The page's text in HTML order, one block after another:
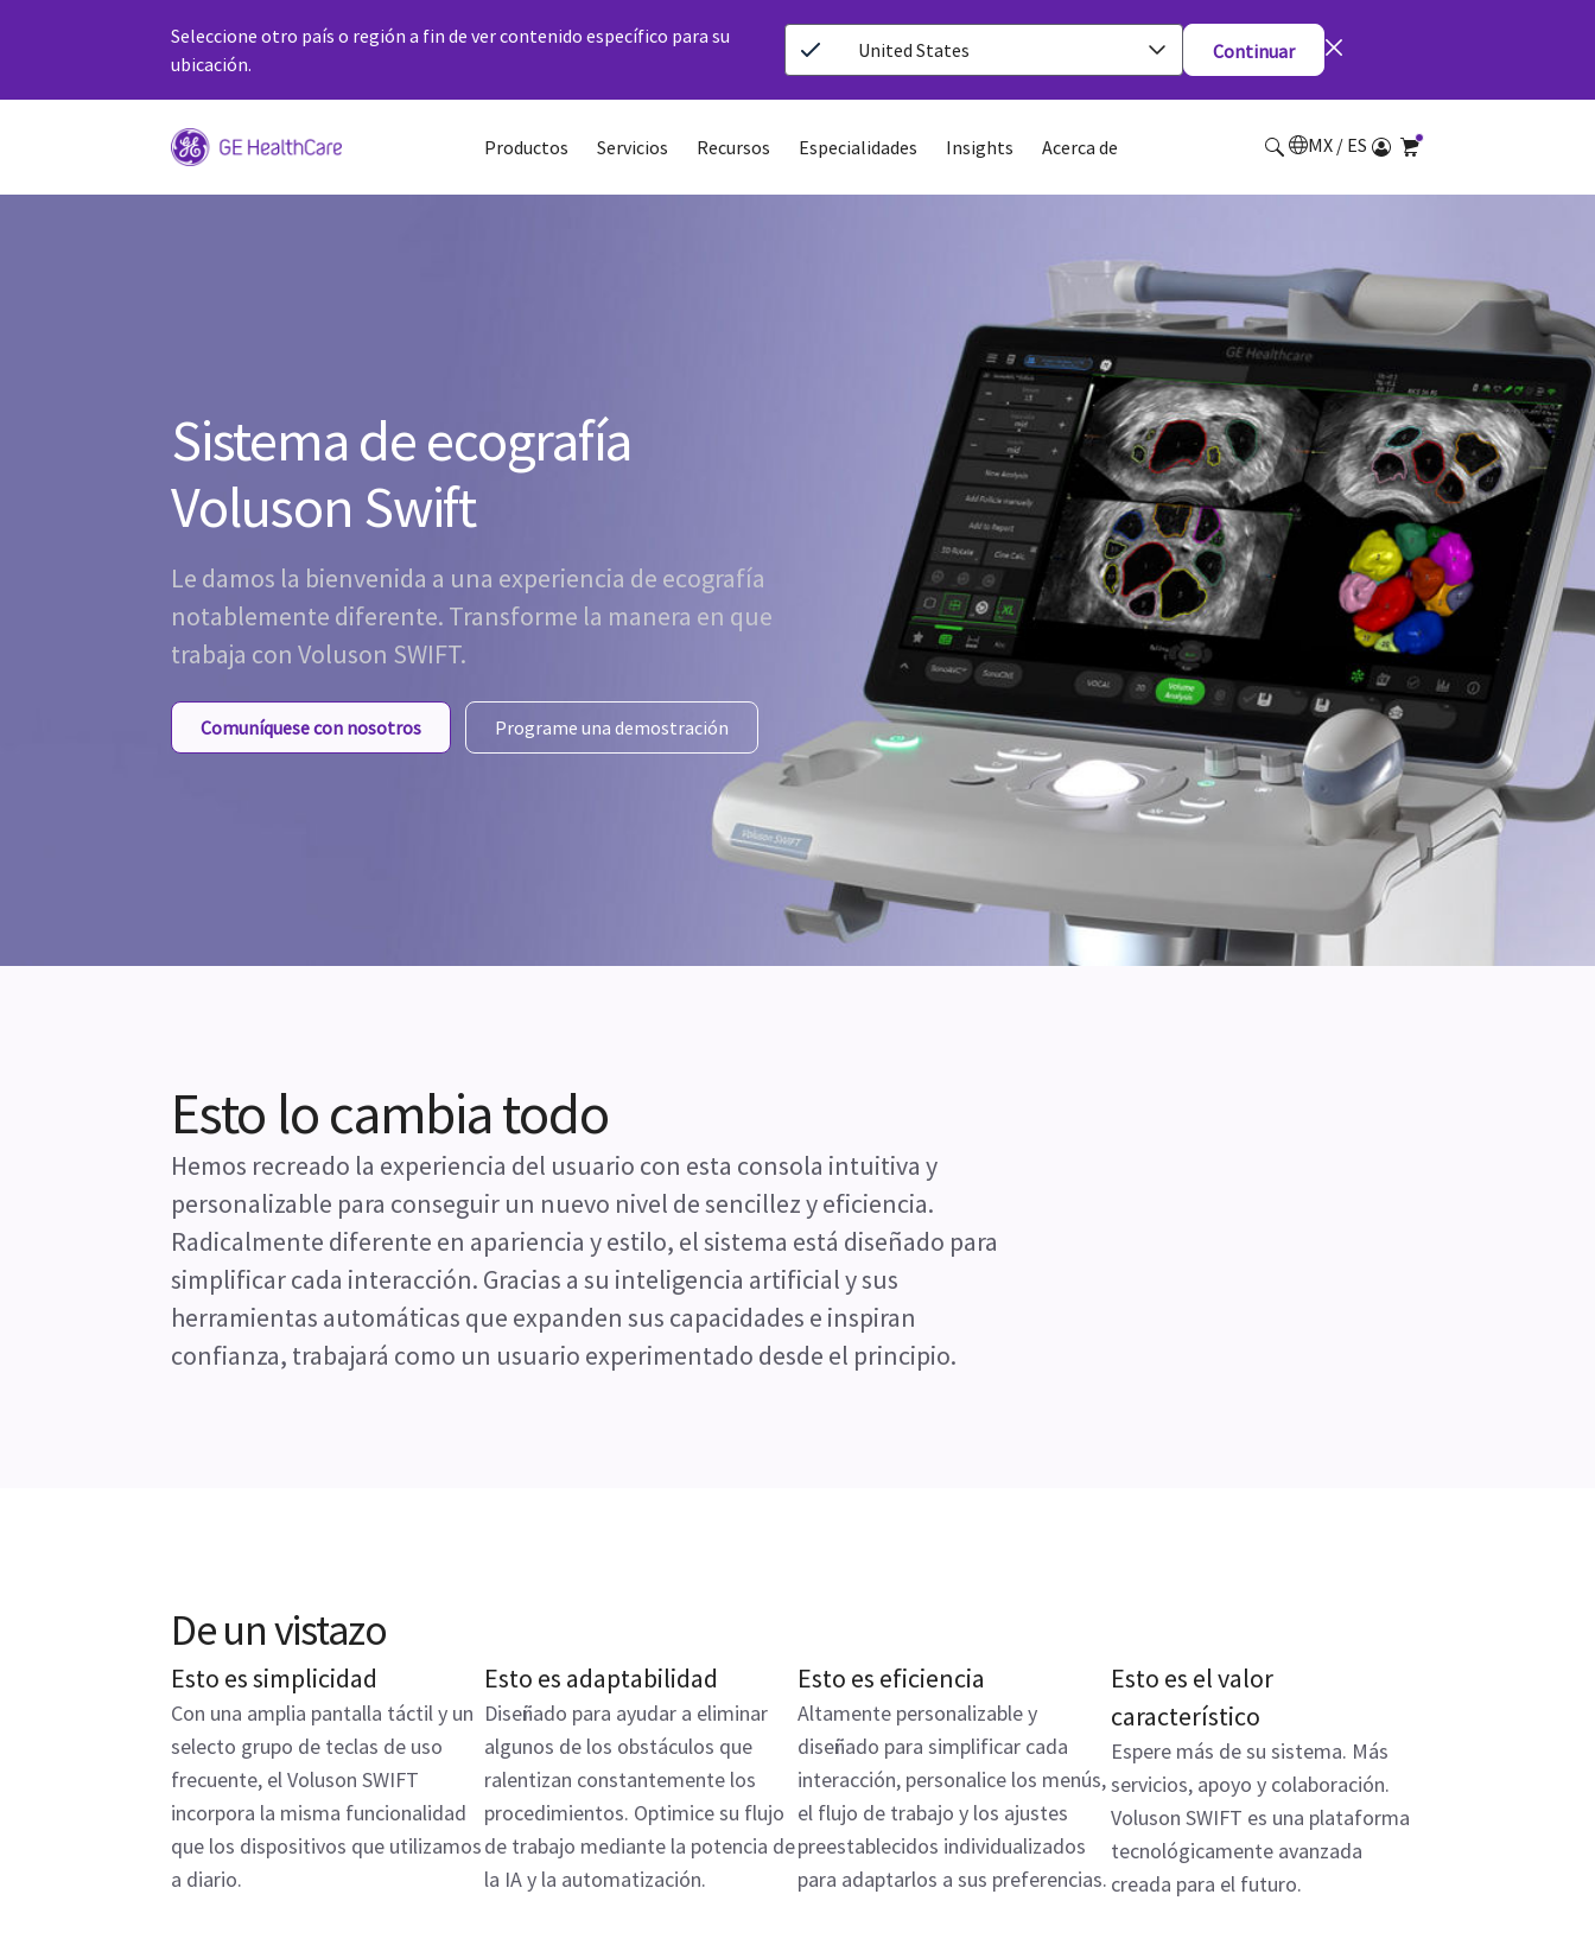
Seleccione otro país o región a fin de ver contenido específico para su
ubicación.
United States Continuar
Productos Servicios Recursos Especialidades Insights Acerca de MX / ES
Sistema de ecografía
Voluson Swift
Le damos la bienvenida a una experiencia de ecografía
notablemente diferente. Transforme la manera en que
trabaja con Voluson SWIFT.
Comuníquese con nosotros Programe una demostración
Esto lo cambia todo
Hemos recreado la experiencia del usuario con esta consola intuitiva y
personalizable para conseguir un nuevo nivel de sencillez y eficiencia.
Radicalmente diferente en apariencia y estilo, el sistema está diseñado para
simplificar cada interacción. Gracias a su inteligencia artificial y sus
herramientas automáticas que expanden sus capacidades e inspiran
confianza, trabajará como un usuario experimentado desde el principio.
De un vistazo
Esto es simplicidad
Con una amplia pantalla táctil y un
selecto grupo de teclas de uso
frecuente, el Voluson SWIFT
incorpora la misma funcionalidad
que los dispositivos que utilizamos
a diario.
Esto es adaptabilidad
Diseñado para ayudar a eliminar
algunos de los obstáculos que
ralentizan constantemente los
procedimientos. Optimice su flujo
de trabajo mediante la potencia de
la IA y la automatización.
Esto es eficiencia
Altamente personalizable y
diseñado para simplificar cada
interacción, personalice los menús,
el flujo de trabajo y los ajustes
preestablecidos individualizados
para adaptarlos a sus preferencias.
Esto es el valor
característico
Espere más de su sistema. Más
servicios, apoyo y colaboración.
Voluson SWIFT es una plataforma
tecnológicamente avanzada
creada para el futuro.